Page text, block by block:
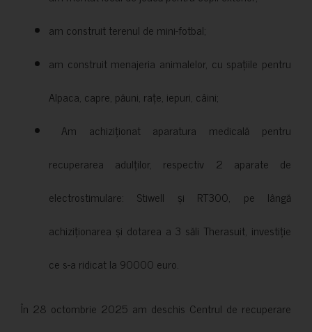
am construit terenul de mini-fotbal;
am construit menajeria animalelor, cu spațiile pentru
Alpaca, capre, păuni, rațe, iepuri, câini;
Am achiziționat aparatura medicală pentru
recuperarea adulților, respectiv 2 aparate de
electrostimulare: Stiwell și RT300, pe lângă
achiziționarea și dotarea a 3 săli Therasuit, investiție
ce s-a ridicat la 90000 euro.
În 28 octombrie 2025 am deschis Centrul de recuperare